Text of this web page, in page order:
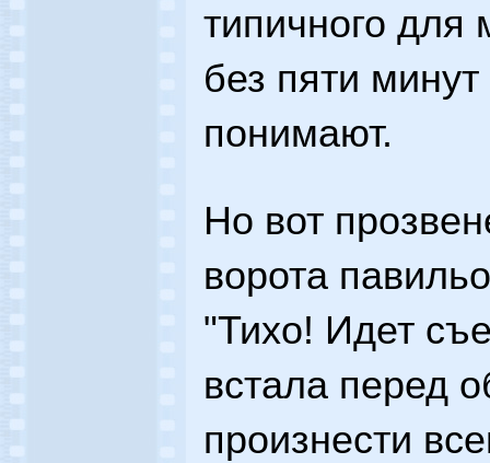
типичного для
без пяти
понимают.
Но вот
ворота
"Тихо! Идет
встала перед
произнести